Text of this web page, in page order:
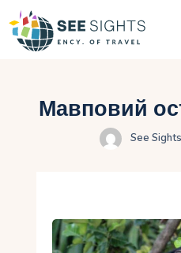
Гарячі тури
Інфо
Мавповий
See Sights